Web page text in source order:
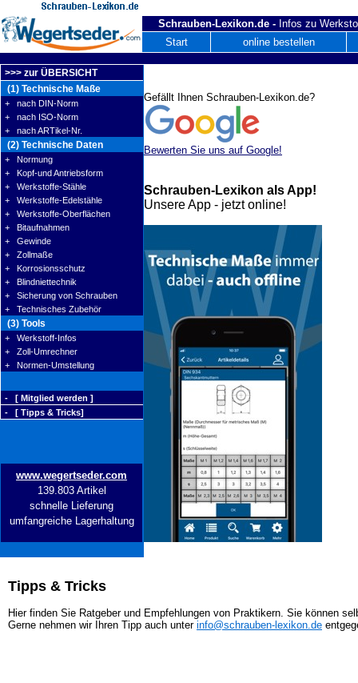
Schrauben-Lexikon.de - Infos zu
Start
online bestellen
>>> zur ÜBERSICHT
(1) Technische Maße
+ nach DIN-Norm
+ nach ISO-Norm
+ nach ARTikel-Nr.
(2) Technische Daten
+ Normung
+ Kopf-und Antriebsform
+ Werkstoffe-Stähle
+ Werkstoffe-Edelstähle
+ Werkstoffe-Oberflächen
+ Bitaufnahmen
+ Gewinde
+ Zollmaße
+ Korrosionsschutz
+ Blindniettechnik
+ Sicherung von Schrauben
+ Technisches Zubehör
(3) Tools
+ Werkstoff-Infos
+ Zoll-Umrechner
+ Normen-Umstellung
- [ Mitglied werden ]
- [ Tipps & Tricks]
www.wegertseder.com
139.803 Artikel
schnelle Lieferung
umfangreiche Lagerhaltung
Tipps & Tricks
Hier finden Sie Ratgeber und Empfehlungen von Praktikern. Sie können
Gerne nehmen wir Ihren Tipp auch unter info@schrauben-lexikon.de
Gefällt Ihnen Schrauben-Lexikon.de?
Bewerten Sie uns auf Google!
Schrauben-Lexikon als App!
Unsere App - jetzt online!